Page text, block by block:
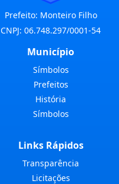
Prefeito: Monteiro Filho
CNPJ: 06.748.297/0001-54
Município
Símbolos
Prefeitos
História
Símbolos
Links Rápidos
Transparência
Licitações